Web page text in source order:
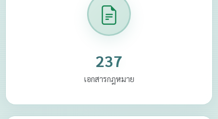
237
เอกสารกฎหมาย